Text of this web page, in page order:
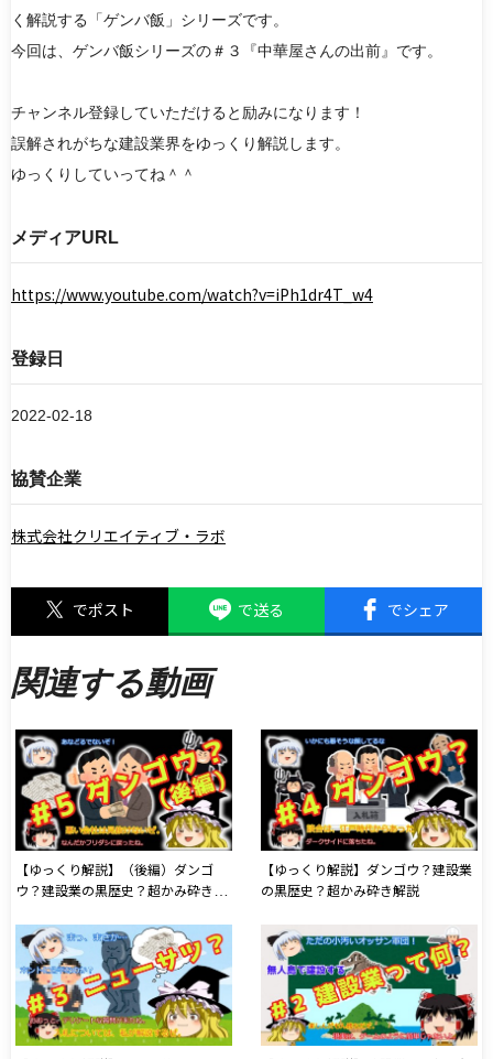
検索
リセット
く解説する「ゲンバ飯」シリーズです。
今回は、ゲンバ飯シリーズの＃３『中華屋さんの出前』です。
チャンネル登録していただけると励みになります！
誤解されがちな建設業界をゆっくり解説します。
ゆっくりしていってね＾＾
メディアURL
https://www.youtube.com/watch?v=iPh1dr4T_w4
登録日
2022-02-18
協賛企業
株式会社クリエイティブ・ラボ
でポスト で送る でシェア
関連する動画
【ゆっくり解説】（後編）ダンゴ
ウ？建設業の黒歴史？超かみ砕き解
【ゆっくり解説】ダンゴウ？建設業
の黒歴史？超かみ砕き解説